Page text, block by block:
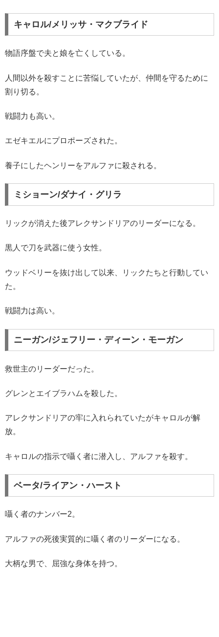
キャロル/メリッサ・マクブライド
物語序盤で夫と娘を亡くしている。
人間以外を殺すことに苦悩していたが、仲間を守るために
割り切る。
戦闘力も高い。
エゼキエルにプロポーズされた。
養子にしたヘンリーをアルファに殺される。
ミショーン/ダナイ・グリラ
リックが消えた後アレクサンドリアのリーダーになる。
黒人で刀を武器に使う女性。
ウッドベリーを抜け出して以来、リックたちと行動してい
た。
戦闘力は高い。
ニーガン/ジェフリー・ディーン・モーガン
救世主のリーダーだった。
グレンとエイブラハムを殺した。
アレクサンドリアの牢に入れられていたがキャロルが解
放。
キャロルの指示で囁く者に潜入し、アルファを殺す。
ベータ/ライアン・ハースト
囁く者のナンバー2。
アルファの死後実質的に囁く者のリーダーになる。
大柄な男で、屈強な身体を持つ。